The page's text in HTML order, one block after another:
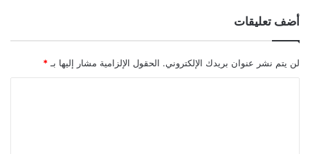
أضف تعليقات
لن يتم نشر عنوان بريدك الإلكتروني. الحقول الإلزامية مشار إليها بـ *